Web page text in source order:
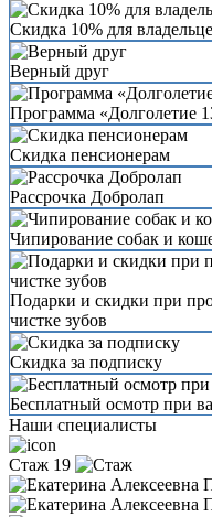
Скидка 10% для
Верный друг
Программа «Долголетие
Скидка пенсионерам
Рассрочка Добролап
Чипирование собак и
Подарки и скидки при
чистке зубов
Скидка за подписку
Бесплатный осмотр при
Наши специалисты
Стаж 19